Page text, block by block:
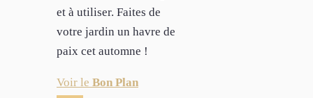
et à utiliser. Faites de
votre jardin un havre de
paix cet automne !
Voir le Bon Plan